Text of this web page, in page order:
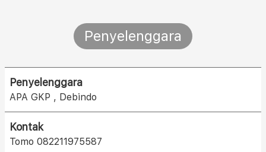
Penyelenggara
Penyelenggara
APA GKP , Debindo
Kontak
Tomo 082211975587